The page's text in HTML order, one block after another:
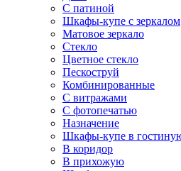
С патиной
Шкафы-купе с зеркалом
Матовое зеркало
Стекло
Цветное стекло
Пескоструй
Комбинированные
С витражами
С фотопечатью
Назначение
Шкафы-купе в
В коридор
В прихожую